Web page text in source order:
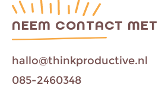
NEEM CONTACT MET
hallo@thinkproductive.nl
085-2460348